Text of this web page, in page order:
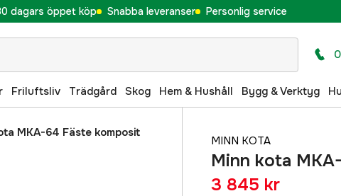
dagars öppet köp Snabba leveranser Personlig service
Friluftsliv Trädgård Skog Hem & Hushåll Bygg & Verktyg
MKA-64 Fäste komposit
MINN KOTA
Minn kota
3 845 kr